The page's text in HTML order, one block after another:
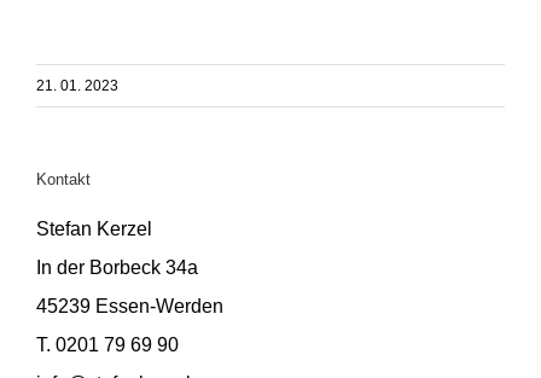
21. 01. 2023
Kontakt
Stefan Kerzel
In der Borbeck 34a
45239 Essen-Werden
T. 0201 79 69 90